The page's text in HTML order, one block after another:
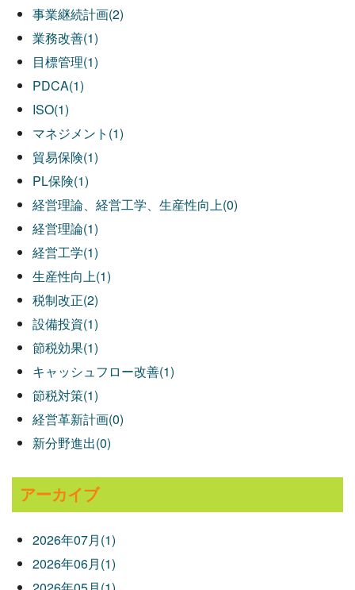
事業継続計画(2)
業務改善(1)
目標管理(1)
PDCA(1)
ISO(1)
マネジメント(1)
貿易保険(1)
PL保険(1)
経営理論、経営工学、生産性向上(0)
経営理論(1)
経営工学(1)
生産性向上(1)
税制改正(2)
設備投資(1)
節税効果(1)
キャッシュフロー改善(1)
節税対策(1)
経営革新計画(0)
新分野進出(0)
アーカイブ
2026年07月(1)
2026年06月(1)